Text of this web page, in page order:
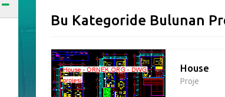
Bu Kategoride Bulunan
House
Proje